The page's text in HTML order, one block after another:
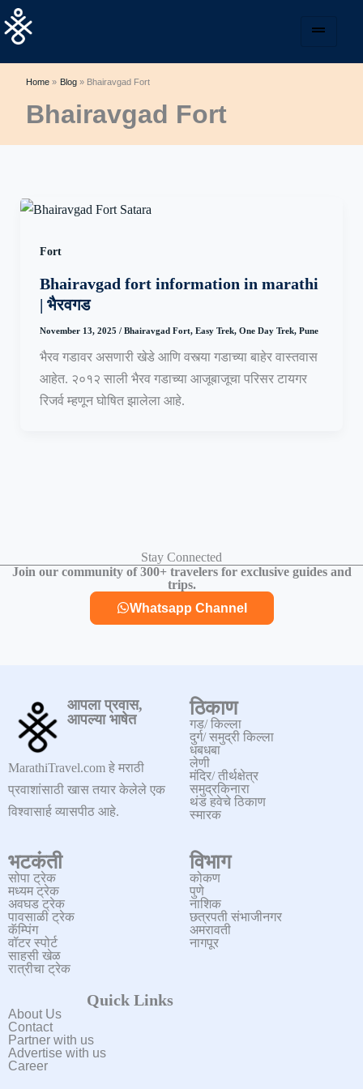
Skip
to
Home Blog Bhairavgad Fort
Bhairavgad Fort
Fort
Bhairavgad fort information in marathi
| भैरवगड
November 13, 2025 / Bhairavgad Fort, Easy Trek, One Day Trek, Pune
भैरव गडावर असणारी खेडे आणि वस्त्या गडाच्या बाहेर वास्तवास
आहेत. २०१२ साली भैरव गडाच्या आजूबाजूचा परिसर टायगर
रिजर्व म्हणून घोषित झालेला आहे.
Stay Connected
Join our community of 300+ travelers for exclusive guides and
trips.
Whatsapp Channel
आपला प्रवास,
आपल्या भाषेत
MarathiTravel.com हे मराठी
प्रवाशांसाठी खास तयार केलेले एक
विश्वासार्ह व्यासपीठ आहे.
ठिकाण
गड/ किल्ला
दुर्ग/ समुद्री किल्ला
धबधबा
लेणी
मंदिर/ तीर्थक्षेत्र
समुद्रकिनारा
थंड हवेचे ठिकाण
स्मारक
भटकंती
सोपा ट्रेक
मध्यम ट्रेक
अवघड ट्रेक
पावसाळी ट्रेक
कॅम्पिंग
वॉटर स्पोर्ट
साहसी खेळ
रात्रीचा ट्रेक
विभाग
कोकण
पुणे
नाशिक
छत्रपती संभाजीनगर
अमरावती
नागपूर
Quick Links
About Us
Contact
Partner with us
Advertise with us
Career